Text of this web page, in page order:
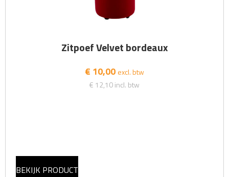
Zitpoef Velvet bordeaux
€ 10,00 excl. btw
€ 12,10incl. btw
BEKIJK PRODUCT